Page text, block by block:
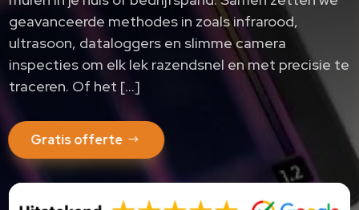
geavanceerde methodes in zoals infrarood,
ultrasoon, dataloggers en slimme camera
inspecties om elk lek razendsnel en met precisie te
traceren.​ Of het […]
Gratis offerte